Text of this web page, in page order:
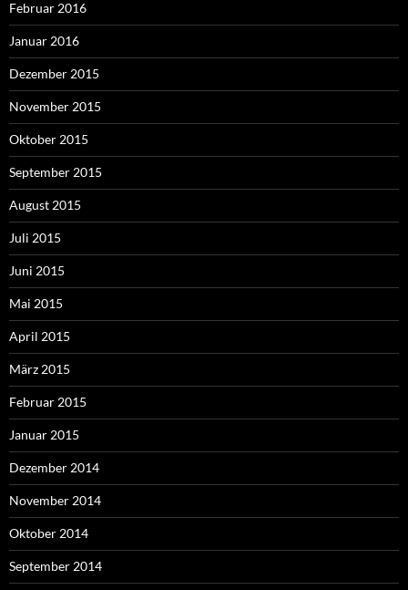
Februar 2016
Januar 2016
Dezember 2015
November 2015
Oktober 2015
September 2015
August 2015
Juli 2015
Juni 2015
Mai 2015
April 2015
März 2015
Februar 2015
Januar 2015
Dezember 2014
November 2014
Oktober 2014
September 2014